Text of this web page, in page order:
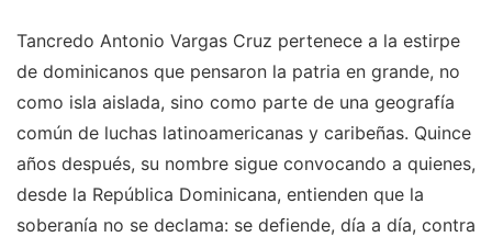
Tancredo Antonio Vargas Cruz pertenece a la estirpe
de dominicanos que pensaron la patria en grande, no
como isla aislada, sino como parte de una geografía
común de luchas latinoamericanas y caribeñas. Quince
años después, su nombre sigue convocando a quienes,
desde la República Dominicana, entienden que la
soberanía no se declama: se defiende, día a día, contra